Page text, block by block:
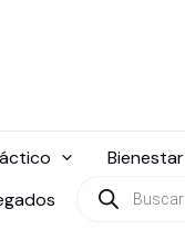
Bienestar
Búsqueda